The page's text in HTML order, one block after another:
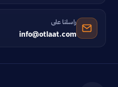
راسلنا على
info@otlaat.com